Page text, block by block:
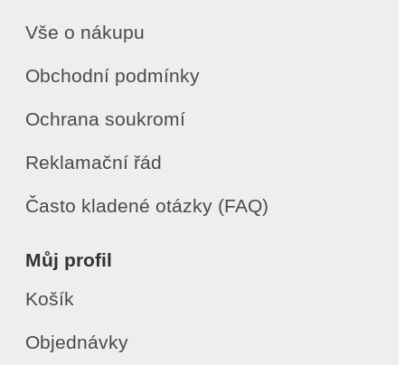
Vše o nákupu
Obchodní podmínky
Ochrana soukromí
Reklamační řád
Často kladené otázky (FAQ)
Můj profil
Košík
Objednávky